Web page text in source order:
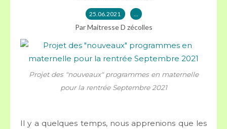
25.06.2021 …
Par Maitresse D zécolles
Projet des "nouveaux" programmes en maternelle
pour la rentrée Septembre 2021
Il y a quelques temps, nous apprenions que les